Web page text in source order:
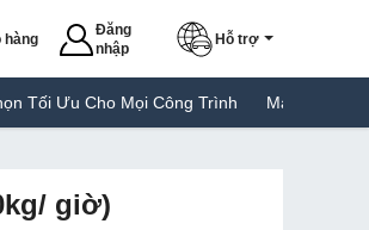
hàng
Đăng
nhập
Hỗ trợ
Mọi Công Trình Máy Hàn Túi Yamafuji
giờ)